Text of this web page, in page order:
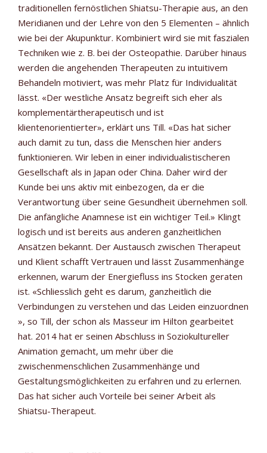
traditionellen fernöstlichen Shiatsu-Therapie aus, an den
Meridianen und der Lehre von den 5 Elementen – ähnlich
wie bei der Akupunktur. Kombiniert wird sie mit faszialen
Techniken wie z. B. bei der Osteopathie. Darüber hinaus
werden die angehenden Therapeuten zu intuitivem
Behandeln motiviert, was mehr Platz für Individualität
lässt. «Der westliche Ansatz begreift sich eher als
komplementärtherapeutisch und ist
klientenorientierter», erklärt uns Till. «Das hat sicher
auch damit zu tun, dass die Menschen hier anders
funktionieren. Wir leben in einer individualistischeren
Gesellschaft als in Japan oder China. Daher wird der
Kunde bei uns aktiv mit einbezogen, da er die
Verantwortung über seine Gesundheit übernehmen soll.
Die anfängliche Anamnese ist ein wichtiger Teil.» Klingt
logisch und ist bereits aus anderen ganzheitlichen
Ansätzen bekannt. Der Austausch zwischen Therapeut
und Klient schafft Vertrauen und lässt Zusammenhänge
erkennen, warum der Energiefluss ins Stocken geraten
ist. «Schliesslich geht es darum, ganzheitlich die
Verbindungen zu verstehen und das Leiden einzuordnen
», so Till, der schon als Masseur im Hilton gearbeitet
hat. 2014 hat er seinen Abschluss in Soziokultureller
Animation gemacht, um mehr über die
zwischenmenschlichen Zusammenhänge und
Gestaltungsmöglichkeiten zu erfahren und zu erlernen.
Das hat sicher auch Vorteile bei seiner Arbeit als
Shiatsu-Therapeut.